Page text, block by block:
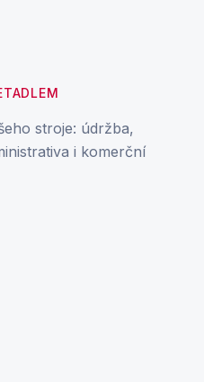
stroje: údržba,
i komerční